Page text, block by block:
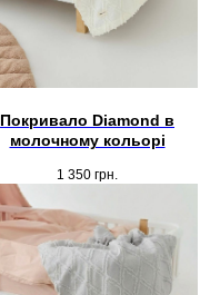
Покривало Diamond в
молочному кольорі
1 350 грн.